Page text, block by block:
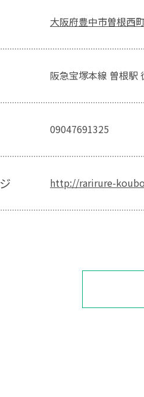
大阪府豊中市曽根西
阪急宝塚本線 曽根駅
09047691325
http://rarirure-